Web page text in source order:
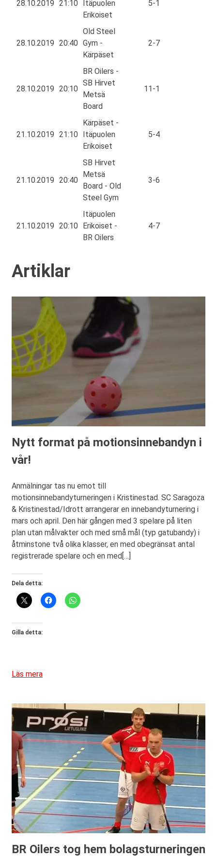
28.10.2019 21:10
Itäpuolen
Erikoiset
5-1
28.10.2019 20:40
Old Steel
Gym -
Kärpäset
2-7
28.10.2019 20:10
BR Oilers -
SB Hirvet
Metsä
Board
11-1
21.10.2019 21:10
Kärpäset -
Itäpuolen
Erikoiset
5-4
21.10.2019 20:40
SB Hirvet
Metsä
Board - Old
Steel Gym
3-6
21.10.2019 20:10
Itäpuolen
Erikoiset -
BR Oilers
4-7
Artiklar
Nytt format på motionsinnebandyn i
vår!
Anmälningar tas nu emot till
motionsinnebandyturneringen i Kristinestad. SC Saragoza
& Kristinestad/Idrott arrangerar en innebandyturnering i
mars och april. Den här gången med 3 spelare på liten
plan utan målvakter och med små mål (typ gatubandy) i
åtminstone två olika klasser, en med obegränsat antal
registrerade spelare och en med[…]
Dela detta:
Gilla detta:
Läs mera
BR Oilers tog hem bolagsturneringen